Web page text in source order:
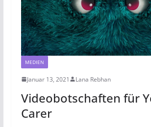
MEDIEN
Januar 13, 2021 Lana Rebhan
Videobotschaften für
Carer